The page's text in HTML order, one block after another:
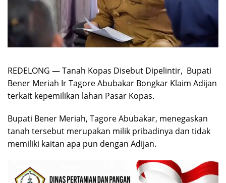
REDELONG — Tanah Kopas Disebut Dipelintir, Bupati
Bener Meriah Ir Tagore Abubakar Bongkar Klaim Adijan
terkait kepemilikan lahan Pasar Kopas.
Bupati Bener Meriah, Tagore Abubakar, menegaskan
tanah tersebut merupakan milik pribadinya dan tidak
memiliki kaitan apa pun dengan Adijan.